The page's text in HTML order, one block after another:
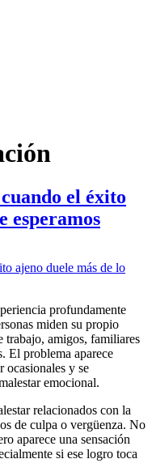
el éxito
esperamos
profundamente
miden su propio
trabajo, amigos, familiares
El problema aparece
ocasionales y se
emocional.
relacionados con la
de culpa o vergüenza. No
aparece una sensación
si ese logro toca